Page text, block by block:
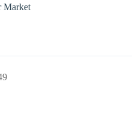
Market